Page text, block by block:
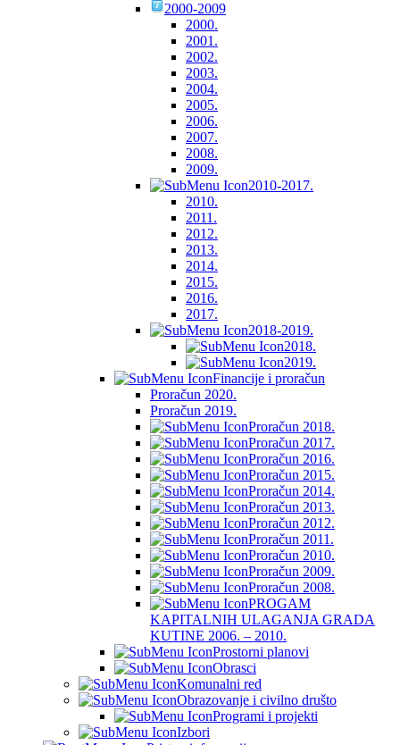
2000-2009
2000.
2001.
2002.
2003.
2004.
2005.
2006.
2007.
2008.
2009.
2010-2017.
2010.
2011.
2012.
2013.
2014.
2015.
2016.
2017.
2018-2019.
2018.
2019.
Financije i proračun
Proračun 2020.
Proračun 2019.
Proračun 2018.
Proračun 2017.
Proračun 2016.
Proračun 2015.
Proračun 2014.
Proračun 2013.
Proračun 2012.
Proračun 2011.
Proračun 2010.
Proračun 2009.
Proračun 2008.
PROGAM
KAPITALNIH ULAGANJA GRADA
KUTINE 2006. – 2010.
Prostorni planovi
Obrasci
Komunalni red
Obrazovanje i civilno društo
Programi i projekti
Izbori